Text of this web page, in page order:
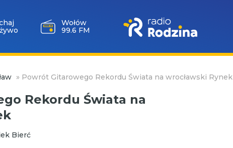
Wołów
99.6 FM
» Powrót Gitarowego Rekordu Świata na wrocławski Rynek
Rekordu Świata na
Bierć